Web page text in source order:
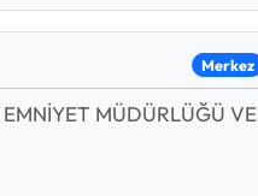
Merkez
MÜDÜRLÜĞÜ VE